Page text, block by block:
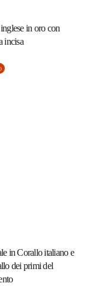
in oro con
incisa
in Corallo italiano e
dei primi del